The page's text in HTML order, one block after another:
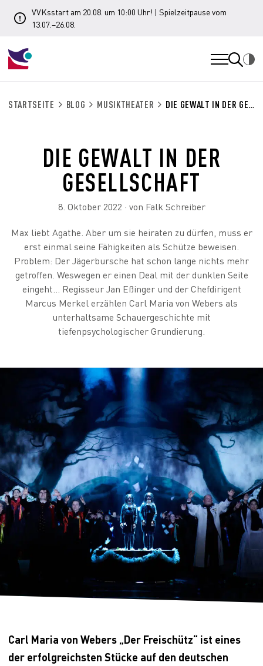
VVKsstart am 20.08. um 10:00 Uhr! | Spielzeitpause vom
13.07.–26.08.
STARTSEITE BLOG MUSIKTHEATER DIE GEWALT IN DER GESELLSCHAFT
DIE GEWALT IN DER
GESELLSCHAFT
8. Oktober 2022 · von Falk Schreiber
Max liebt Agathe. Aber um sie heiraten zu dürfen, muss er
erst einmal seine Fähigkeiten als Schütze beweisen.
Problem: Der Jägerbursche hat schon lange nichts mehr
getroffen. Weswegen er einen Deal mit der dunklen Seite
eingeht… Regisseur Jan Eßinger und der Chefdirigent
Marcus Merkel erzählen Carl Maria von Webers als
unterhaltsame Schauergeschichte mit
tiefenpsychologischer Grundierung.
Carl Maria von Webers „Der Freischütz“ ist eines
der erfolgreichsten Stücke auf den deutschen